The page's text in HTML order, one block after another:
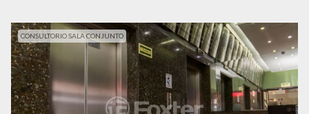
CONSULTORIO SALA CONJUNTO